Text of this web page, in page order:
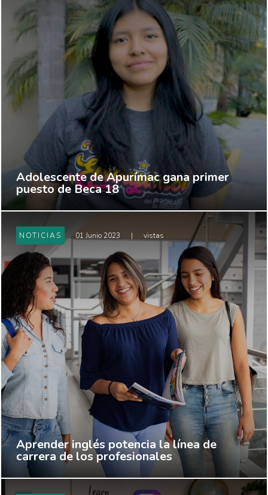
Adolescente de Apurímac gana primer
puesto de Beca 18
NOTICIAS 01 Junio 2023 | vistas
Aprender inglés potencia la línea de
carrera de los profesionales